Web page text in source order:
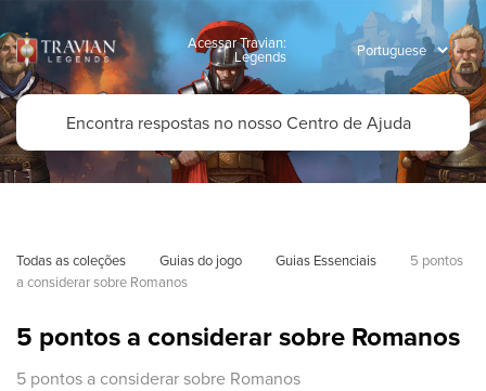
Acessar Travian:
Legends
Todas as coleções Guias do jogo Guias Essenciais
5 pontos
a considerar sobre Romanos
5 pontos a considerar sobre Romanos
5 pontos a considerar sobre Romanos